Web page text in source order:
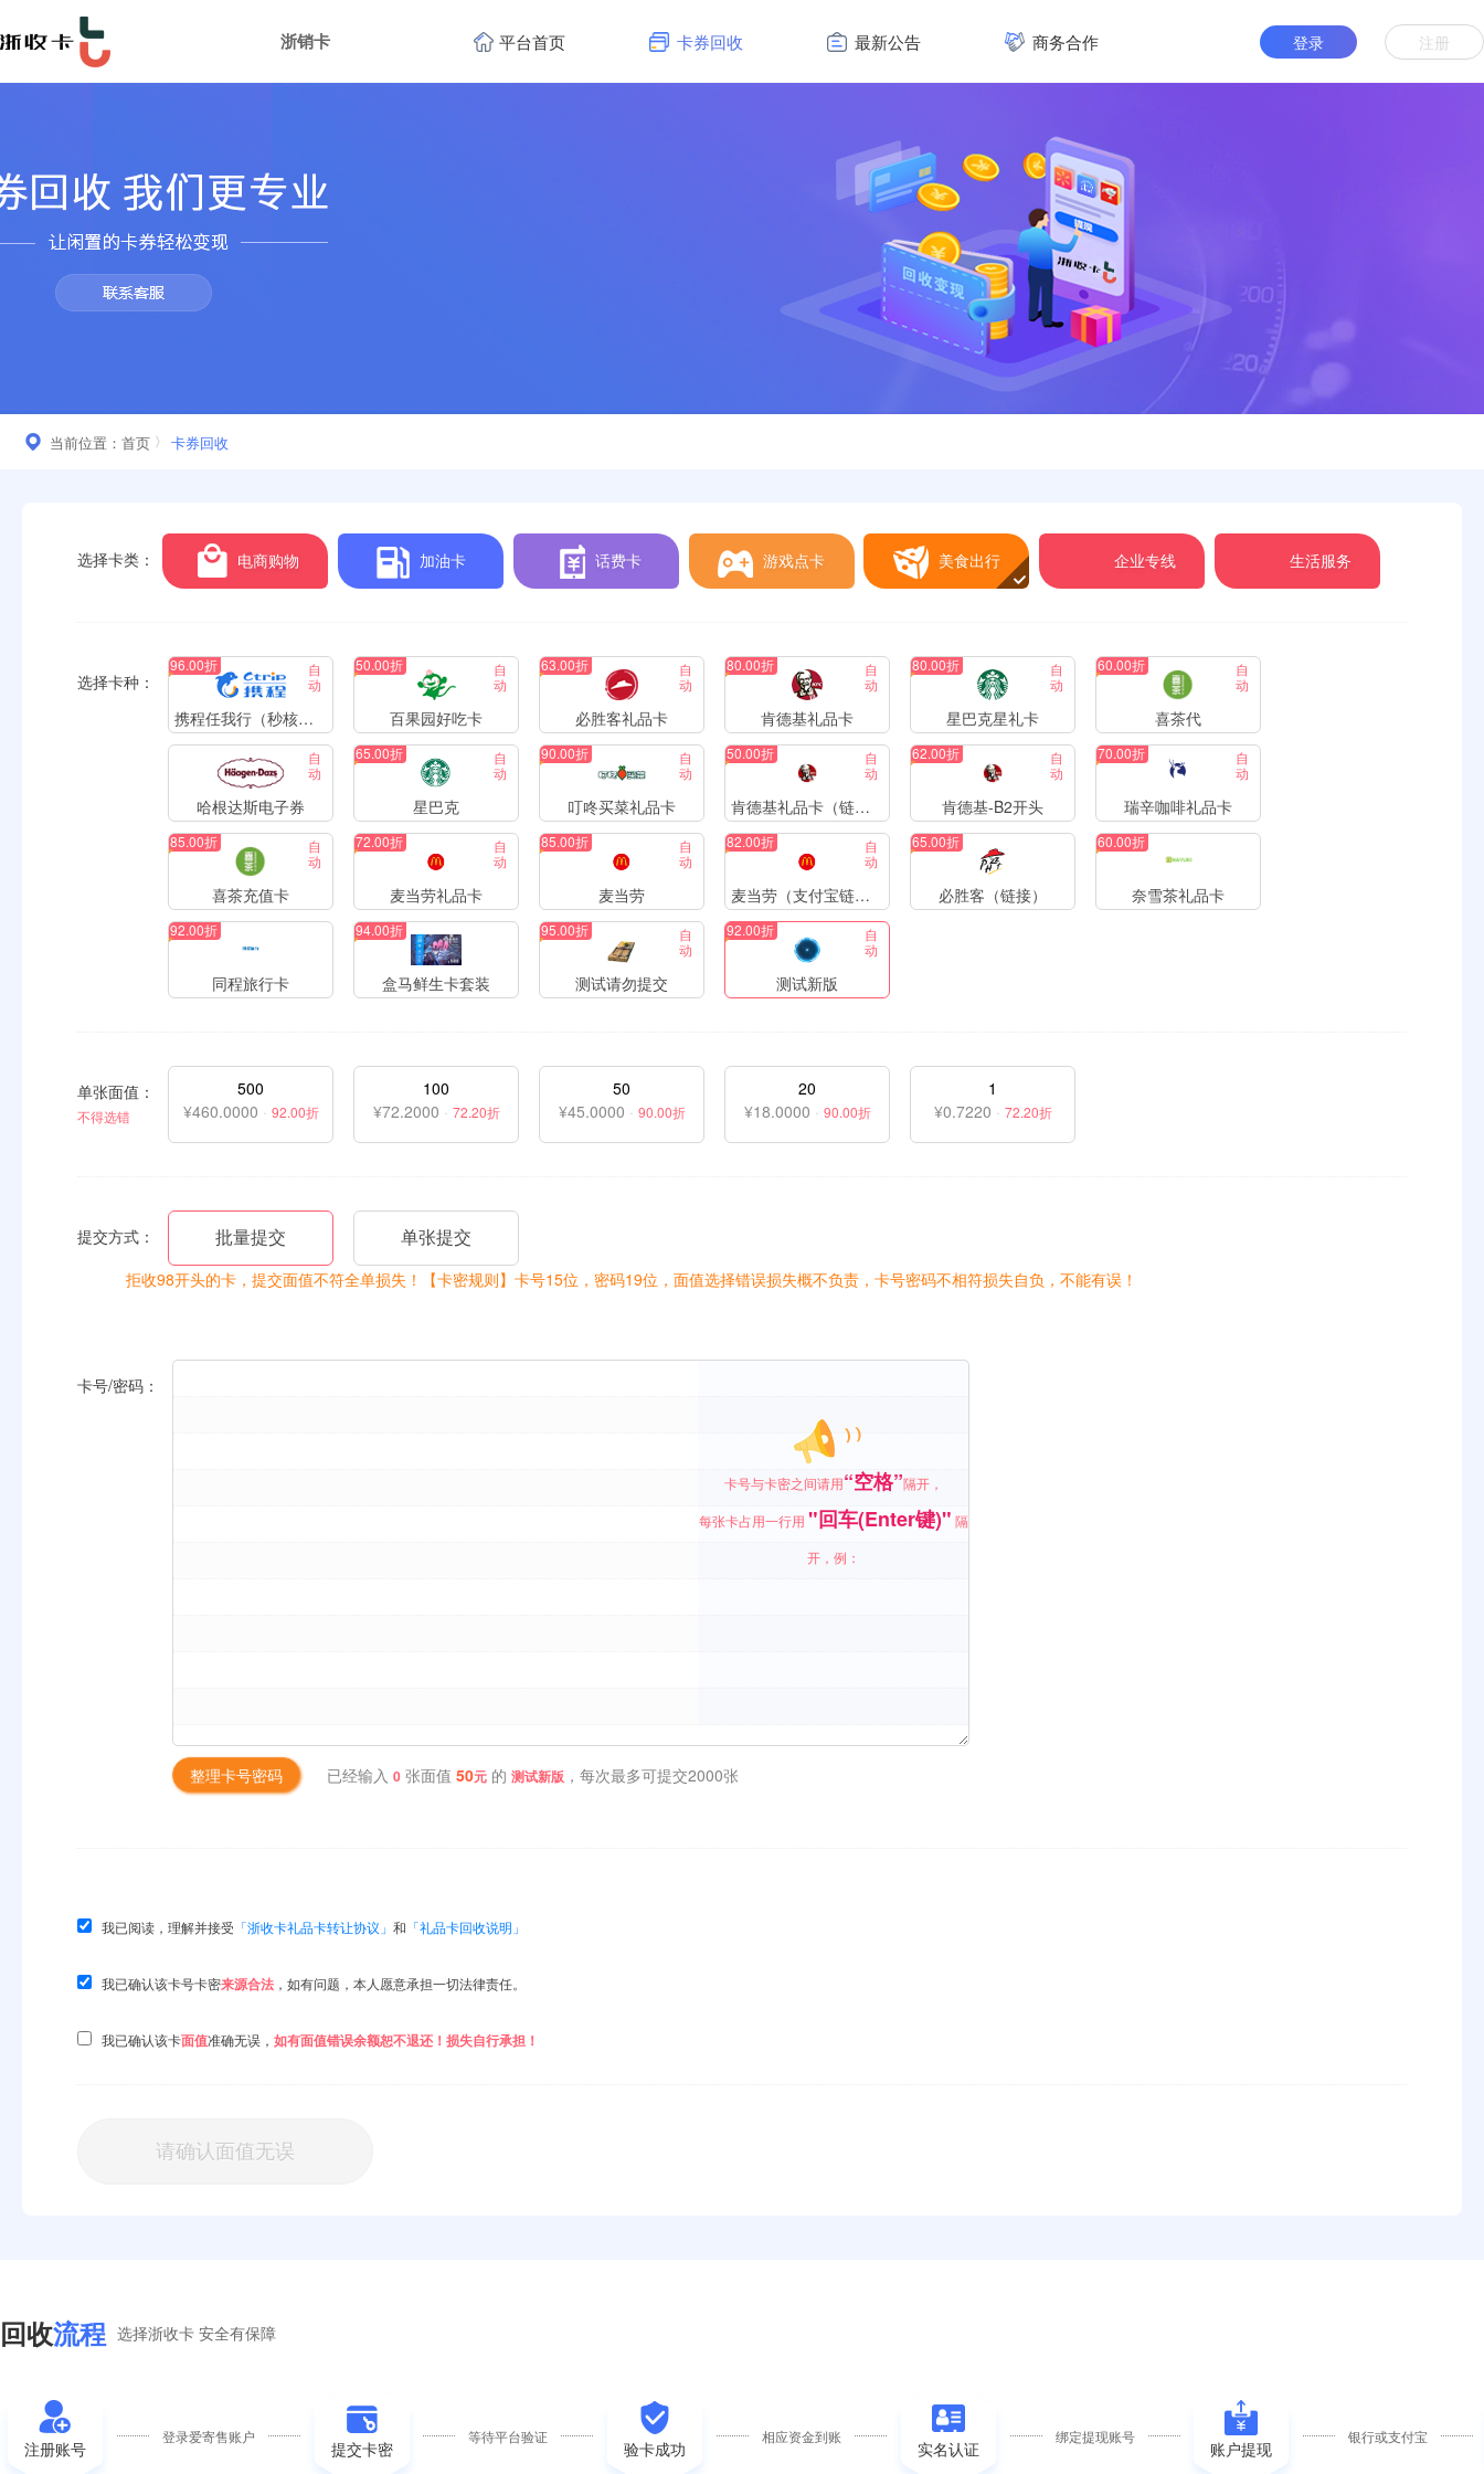
浙销卡 平台首页 卡券回收 最新公告 商务合作 登录 注册
当前位置： 首页 卡券回收
选择卡类： 电商购物 加油卡 话费卡 游戏点卡 美食出行 企业专线 生活服务
选择卡种：
96.00折
携程任我行（秒核销）
自
动
50.00折
百果园好吃卡
自
动
63.00折
必胜客礼品卡
自
动
80.00折
肯德基礼品卡
自
动
80.00折
星巴克星礼卡
自
动
60.00折
喜茶代
自
动
哈根达斯电子券
自
动
65.00折
星巴克
自
动
90.00折
叮咚买菜礼品卡
自
动
50.00折
肯德基礼品卡（链接）
自
动
62.00折
肯德基-B2开头
自
动
70.00折
瑞辛咖啡礼品卡
自
动
85.00折
喜茶充值卡
自
动
72.00折
麦当劳礼品卡
自
动
85.00折
麦当劳
自
动
82.00折
麦当劳（支付宝链接）
自
动
65.00折
必胜客（链接）
60.00折
奈雪茶礼品卡
92.00折
同程旅行卡
94.00折
盒马鲜生卡套装
95.00折
测试请勿提交
自
动
92.00折
测试新版
自
动
单张面值：
不得选错
500
¥460.0000 · 92.00折
100
¥72.2000 · 72.20折
50
¥45.0000 · 90.00折
20
¥18.0000 · 90.00折
1
¥0.7220 · 72.20折
提交方式： 批量提交 单张提交
拒收98开头的卡，提交面值不符全单损失！【卡密规则】卡号15位，密码19位，面值选择错误损失概不负责，卡号密码不相符损失自负，不能有误！
卡号/密码：
卡号与卡密之间请用“空格”隔开，
每张卡占用一行用 "回车(Enter键)" 隔
开，例：
整理卡号密码 已经输入 0 张面值 50元 的 测试新版 ，每次最多可提交2000张
我已阅读，理解并接受 「浙收卡礼品卡转让协议」 和 「礼品卡回收说明」
我已确认该卡号卡密来源合法 ，如有问题，本人愿意承担一切法律责任。
我已确认该卡面值准确无误， 如有面值错误余额恕不退还！损失自行承担！
请确认面值无误
回收流程 选择浙收卡 安全有保障
注册账号
登录爱寄售账户
提交卡密
等待平台验证
验卡成功
相应资金到账
实名认证
绑定提现账号
账户提现
银行或支付宝